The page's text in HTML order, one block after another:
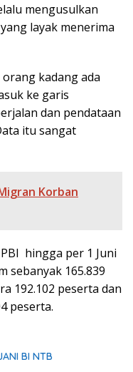
mengusulkan
layak menerima
kadang ada
ke garis
dan pendataan
itu sangat
Korban
hingga per 1 Juni
sebanyak 165.839
192.102 peserta dan
peserta.
BI NTB